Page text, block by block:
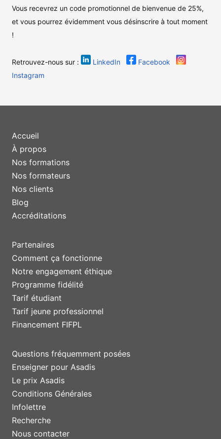
Vous recevrez un code promotionnel de bienvenue de 25%,
et vous pourrez évidemment vous désinscrire à tout moment
!
Retrouvez-nous sur : LinkedIn
Facebook
Instagram
Accueil
À propos
Nos formations
Nos formateurs
Nos clients
Blog
Accréditations
Partenaires
Comment ça fonctionne
Notre engagement éthique
Programme fidélité
Tarif étudiant
Tarif jeune professionnel
Financement FIFPL
Questions fréquemment posées
Enseigner pour Asadis
Le prix Asadis
Conditions Générales
Infolettre
Recherche
Nous contacter